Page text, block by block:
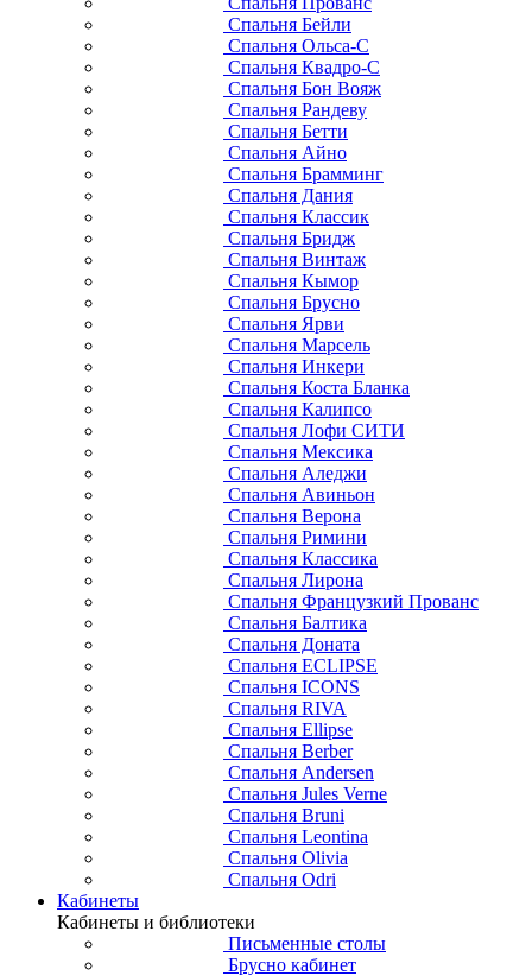
Спальня Бейли
Спальня Ольса-С
Спальня Квадро-С
Спальня Бон Вояж
Спальня Рандеву
Спальня Бетти
Спальня Айно
Спальня Брамминг
Спальня Дания
Спальня Классик
Спальня Бридж
Спальня Винтаж
Спальня Кымор
Спальня Брусно
Спальня Ярви
Спальня Марсель
Спальня Инкери
Спальня Коста Бланка
Спальня Калипсо
Спальня Лофи СИТИ
Спальня Мексика
Спальня Аледжи
Спальня Авиньон
Спальня Верона
Спальня Римини
Спальня Классика
Спальня Лирона
Спальня Французкий Прованс
Спальня Балтика
Спальня Доната
Спальня ECLIPSE
Спальня ICONS
Спальня RIVA
Спальня Ellipse
Спальня Berber
Спальня Andersen
Спальня Jules Verne
Спальня Bruni
Спальня Leontina
Спальня Olivia
Спальня Odri
Кабинеты
Кабинеты и библиотеки
Письменные столы
Брусно кабинет